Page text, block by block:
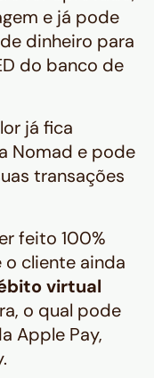
e já pode
dinheiro para
do banco de
já fica
Nomad e pode
transações
feito 100%
cliente ainda
virtual
o qual pode
Apple Pay,